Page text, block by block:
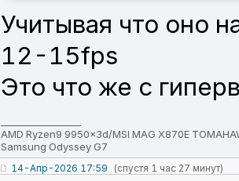
Учитывая что оно
12-15fps
Это что же с
AMD Ryzen9 9950x3d/MSI MAG X870E
Samsung Odyssey G7
14-Апр-2026 17:59 (спустя 1 час 27 минут)